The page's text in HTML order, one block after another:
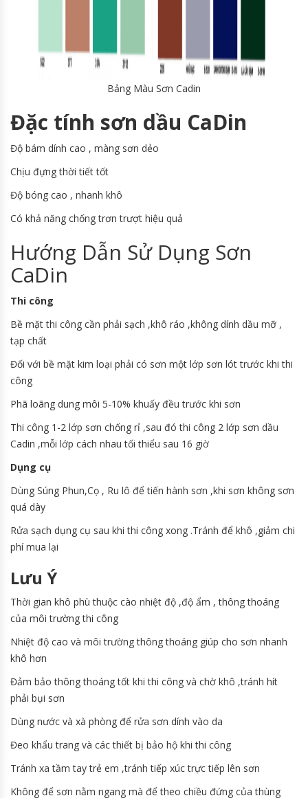
Bảng Màu Sơn Cadin
Đặc tính sơn dầu CaDin
Độ bám dính cao , màng sơn dẻo
Chịu đựng thời tiết tốt
Độ bóng cao , nhanh khô
Có khả năng chống trơn trượt hiệu quả
Hướng Dẫn Sử Dụng Sơn
CaDin
Thi công
Bề mặt thi công cần phải sạch ,khô ráo ,không dính dầu mỡ ,
tạp chất
Đối với bề mặt kim loại phải có sơn một lớp sơn lót trước khi thi
công
Phã loãng dung môi 5-10% khuấy đều trước khi sơn
Thi công 1-2 lớp sơn chống rỉ ,sau đó thi công 2 lớp sơn dầu
Cadin ,mỗi lớp cách nhau tối thiểu sau 16 giờ
Dụng cụ
Dùng Súng Phun,Cọ , Ru lô để tiến hành sơn ,khi sơn không sơn
quá dày
Rửa sạch dụng cụ sau khi thi công xong .Tránh để khô ,giảm chi
phí mua lại
Lưu Ý
Thời gian khô phù thuộc cào nhiệt độ ,độ ẩm , thông thoáng
của môi trường thi công
Nhiệt độ cao và môi trường thông thoáng giúp cho sơn nhanh
khô hơn
Đảm bảo thông thoáng tốt khi thi công và chờ khô ,tránh hít
phải bụi sơn
Dùng nước và xà phòng để rửa sơn dính vào da
Đeo khẩu trang và các thiết bị bảo hộ khi thi công
Tránh xa tầm tay trẻ em ,tránh tiếp xúc trực tiếp lên sơn
Không để sơn nằm ngang mà để theo chiều đứng của thùng